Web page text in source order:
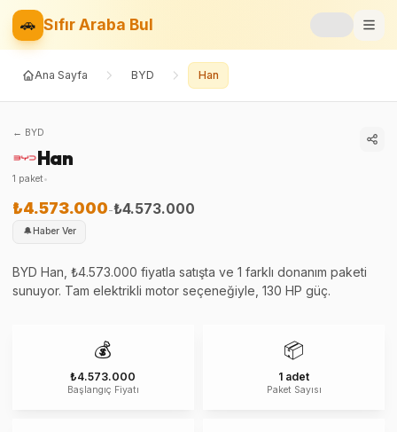
🚗 Sıfır Araba Bul
Markalar
📝Blog
⚡Elektrikli
⚖️Karşılaştır
Favoriler
Ana Sayfa BYD Han
← BYD
Han
1 paket•
₺4.573.000-₺4.573.000
🔔 Haber Ver
BYD Han, ₺4.573.000 fiyatla satışta ve 1 farklı donanım paketi
sunuyor. Tam elektrikli motor seçeneğiyle, 130 HP güç.
💰
₺4.573.000
Başlangıç Fiyatı
📦
1 adet
Paket Sayısı